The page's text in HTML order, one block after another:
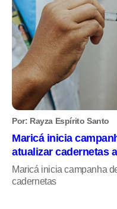
Por: Rayza Espírito Santo
Maricá inicia
atualizar cadernetas
Maricá inicia campanha
cadernetas